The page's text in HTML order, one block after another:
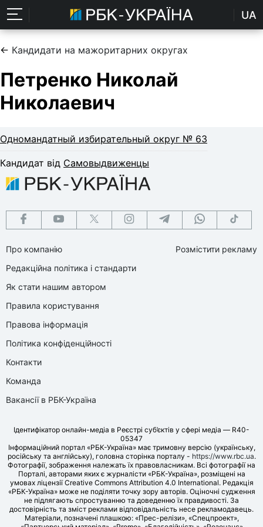
UA
← Кандидати на мажоритарних округах
Петренко Николай
Николаевич
Одномандатный избирательный округ № 63
Кандидат від Самовыдвиженцы
Про компанію
Редакційна політика і стандарти
Як стати нашим автором
Правила користування
Правова інформація
Політика конфіденційності
Контакти
Команда
Вакансії в РБК-Україна
Розмістити рекламу
Ідентифікатор онлайн-медіа в Реєстрі суб’єктів у сфері медіа — R40-
05347
Інформаційний портал «РБК-Україна» має тримовну версію (українську,
російську та англійську), головна сторінка порталу - https://www.rbc.ua.
Фотографії, зображення належать їх правовласникам. Всі фотографії на
Порталі, авторами яких є журналісти «РБК-Україна», розміщені на
умовах ліцензії Creative Commons Attribution 4.0 International. Редакція
«РБК-Україна» може не поділяти точку зору авторів. Оціночні судження
не підлягають спростуванню та доведенню їх правдивості. За
достовірність та зміст реклами відповідальність несе рекламодавець.
Матеріали, позначені плашкою: «Прес-релізи», «Спецпроект»,